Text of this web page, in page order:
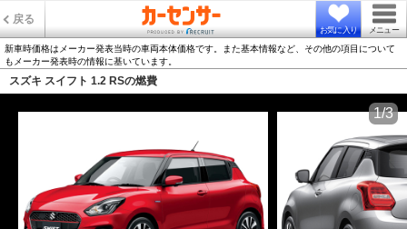
戻る
お気に入り メニュー
新車時価格はメーカー発表当時の車両本体価格です。また基本情報など、その他の項目について
もメーカー発表時の情報に基いています。
スズキ スイフト 1.2 RSの燃費
1/3